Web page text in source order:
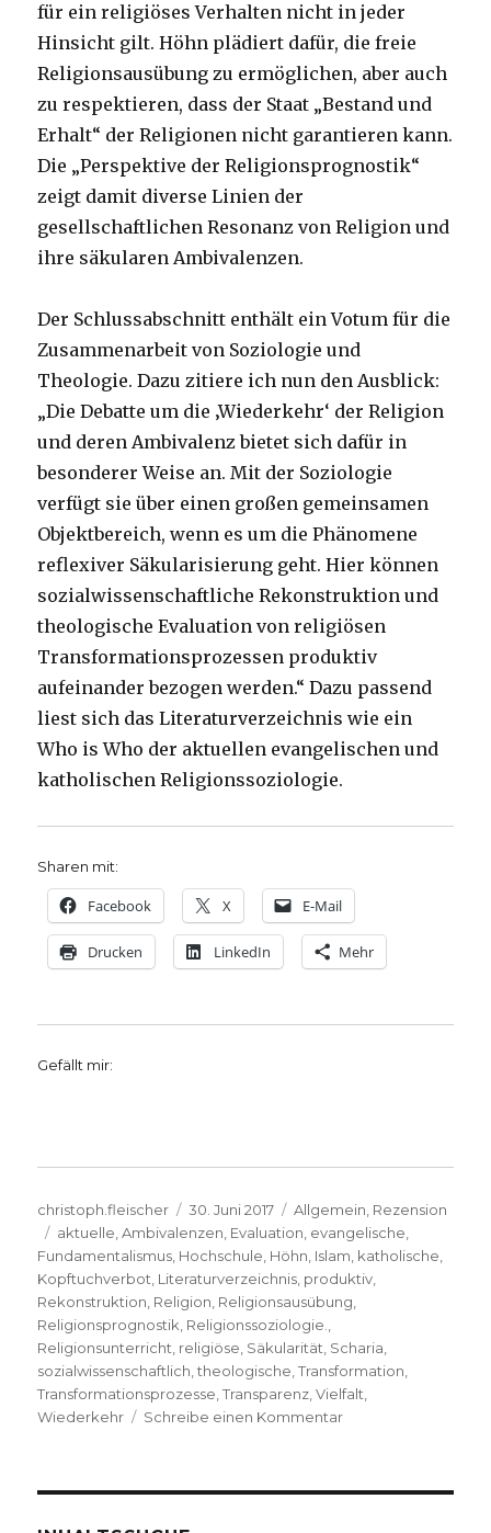
für ein religiöses Verhalten nicht in jeder
Hinsicht gilt. Höhn plädiert dafür, die freie
Religionsausübung zu ermöglichen, aber auch
zu respektieren, dass der Staat „Bestand und
Erhalt“ der Religionen nicht garantieren kann.
Die „Perspektive der Religionsprognostik“
zeigt damit diverse Linien der
gesellschaftlichen Resonanz von Religion und
ihre säkularen Ambivalenzen.
Der Schlussabschnitt enthält ein Votum für die
Zusammenarbeit von Soziologie und
Theologie. Dazu zitiere ich nun den Ausblick:
„Die Debatte um die ‚Wiederkehr‘ der Religion
und deren Ambivalenz bietet sich dafür in
besonderer Weise an. Mit der Soziologie
verfügt sie über einen großen gemeinsamen
Objektbereich, wenn es um die Phänomene
reflexiver Säkularisierung geht. Hier können
sozialwissenschaftliche Rekonstruktion und
theologische Evaluation von religiösen
Transformationsprozessen produktiv
aufeinander bezogen werden.“ Dazu passend
liest sich das Literaturverzeichnis wie ein
Who is Who der aktuellen evangelischen und
katholischen Religionssoziologie.
Sharen mit:
Facebook X E-Mail
Drucken LinkedIn Mehr
Gefällt mir:
Autor
christoph.fleischer
Veröffentlicht
am
30. Juni 2017 Kategorien
Allgemein, Rezension
Schlagwörter
aktuelle,Ambivalenzen, Evaluation, evangelische,
Fundamentalismus, Hochschule, Höhn, Islam, katholische,
Kopftuchverbot, Literaturverzeichnis, produktiv,
Rekonstruktion, Religion, Religionsausübung,
Religionsprognostik, Religionssoziologie.,
Religionsunterricht, religiöse, Säkularität, Scharia,
sozialwissenschaftlich,theologische,Transformation,
Transformationsprozesse,Transparenz,Vielfalt,
Wiederkehr
Schreibe einen Kommentarzu